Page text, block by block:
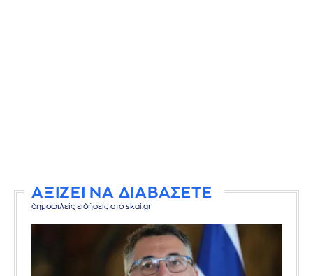
ΑΞΙΖΕΙ ΝΑ ΔΙΑΒΑΣΕΤΕ
δημοφιλείς ειδήσεις στο skai.gr